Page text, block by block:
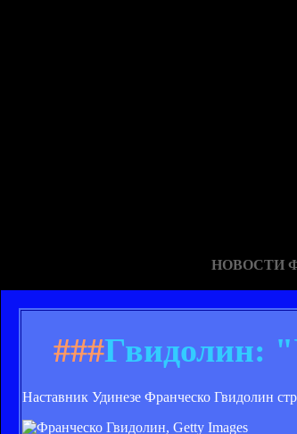
НОВОСТИ
###Гвидолин:
Наставник Удинезе Франческо Гвидолин